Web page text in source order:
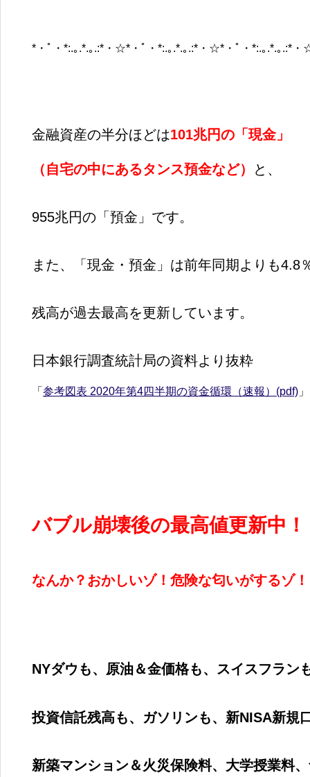
*・ﾟ・*:.｡.*.｡.:*・☆*・ﾟ・*:.｡.*.｡.:*・☆*・ﾟ・*:.｡.*.｡.:*・
金融資産の半分ほどは101兆円の「現金」
（自宅の中にあるタンス預金など） と、
955兆円の「預金」です。
また、「現金・預金」は前年同期よりも4.8
残高が過去最高を更新しています。
日本銀行調査統計局の資料より抜粋
「 参考図表 2020年第4四半期の資金循環（速報） (pdf) 」
バブル崩壊後の最高値更新中！
なんか？おかしいゾ！危険な匂いがするゾ！
NYダウも、原油＆金価格も、スイスフラン
投資信託残高も、 ガソリンも、新NISA新規
新築マンション＆火災保険料、大学授業料